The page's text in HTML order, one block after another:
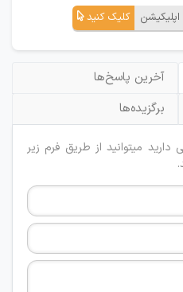
کلیک کنید
آخرین پاسخ‌ها
برگزیده‌ها
دارید میتوانید از طریق فرم زیر